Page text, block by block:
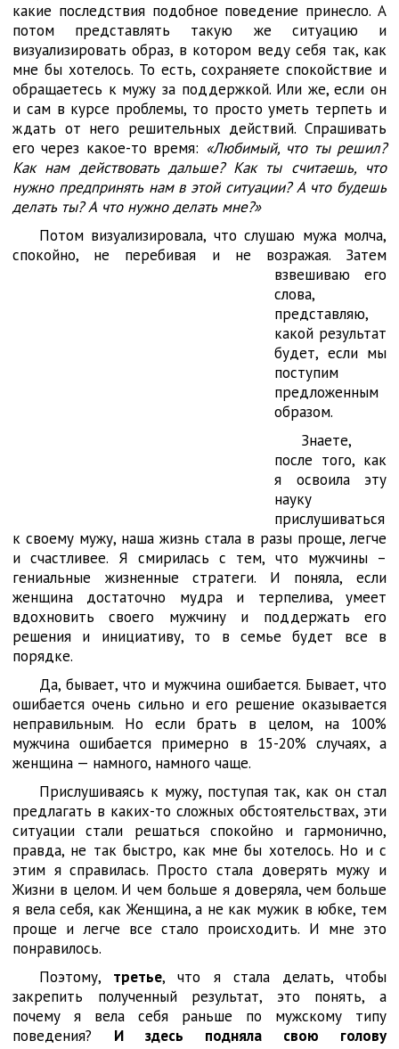
какие последствия подобное поведение принесло. А
потом представлять такую же ситуацию и
визуализировать образ, в котором веду себя так, как
мне бы хотелось. То есть, сохраняете спокойствие и
обращаетесь к мужу за поддержкой. Или же, если он
и сам в курсе проблемы, то просто уметь терпеть и
ждать от него решительных действий. Спрашивать
его через какое-то время: «Любимый, что ты решил?
Как нам действовать дальше? Как ты считаешь, что
нужно предпринять нам в этой ситуации? А что будешь
делать ты? А что нужно делать мне?»
Потом визуализировала, что слушаю мужа молча,
спокойно, не перебивая и не возражая. Затем
взвешиваю его
слова,
представляю,
какой результат
будет, если мы
поступим
предложенным
образом.
Знаете,
после того, как
я освоила эту
науку
прислушиваться
к своему мужу, наша жизнь стала в разы проще, легче
и счастливее. Я смирилась с тем, что мужчины –
гениальные жизненные стратеги. И поняла, если
женщина достаточно мудра и терпелива, умеет
вдохновить своего мужчину и поддержать его
решения и инициативу, то в семье будет все в
порядке.
Да, бывает, что и мужчина ошибается. Бывает, что
ошибается очень сильно и его решение оказывается
неправильным. Но если брать в целом, на 100%
мужчина ошибается примерно в 15-20% случаях, а
женщина — намного, намного чаще.
Прислушиваясь к мужу, поступая так, как он стал
предлагать в каких-то сложных обстоятельствах, эти
ситуации стали решаться спокойно и гармонично,
правда, не так быстро, как мне бы хотелось. Но и с
этим я справилась. Просто стала доверять мужу и
Жизни в целом. И чем больше я доверяла, чем больше
я вела себя, как Женщина, а не как мужик в юбке, тем
проще и легче все стало происходить. И мне это
понравилось.
Поэтому, третье, что я стала делать, чтобы
закрепить полученный результат, это понять, а
почему я вела себя раньше по мужскому типу
поведения? И здесь подняла свою голову